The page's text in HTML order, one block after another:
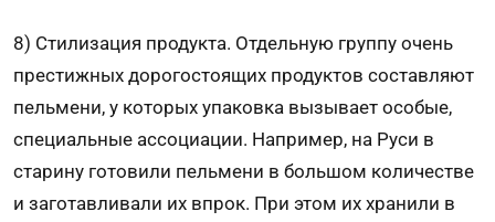
8) Стилизация продукта. Отдельную группу очень
престижных дорогостоящих продуктов составляют
пельмени, у которых упаковка вызы­вает особые,
специальные ассо­циации. Например, на Руси в
старину готовили пельмени в большом количестве
и заготавливали их впрок. При этом их хранили в